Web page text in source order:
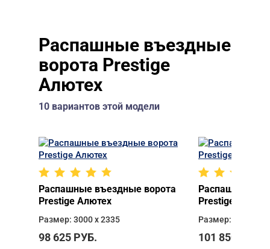
Распашные въездные
ворота Prestige
Алютех
10 вариантов этой модели
Распашные въездные ворота
Prestige Алютех
Размер: 3000 х 2335
98 625 РУБ.
Распашные
Prestige
Размер: 3000 х
101 850